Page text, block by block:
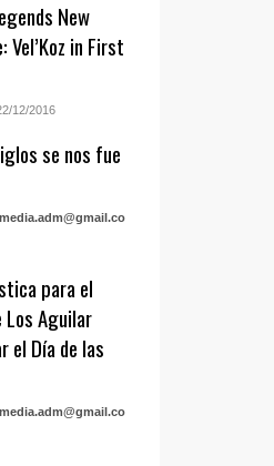
New
Vel’Koz in First
12/2016
se nos fue
para el
Aguilar
el Día de las